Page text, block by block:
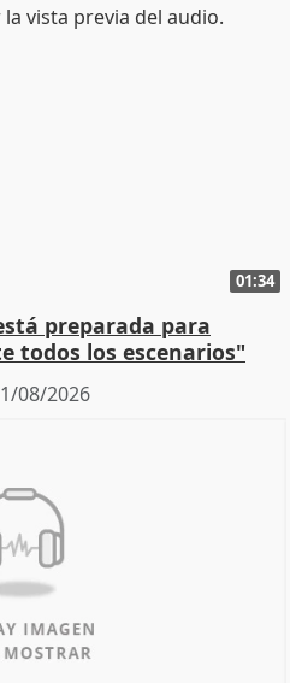
01:34
preparada para
todos los escenarios"
08/2026